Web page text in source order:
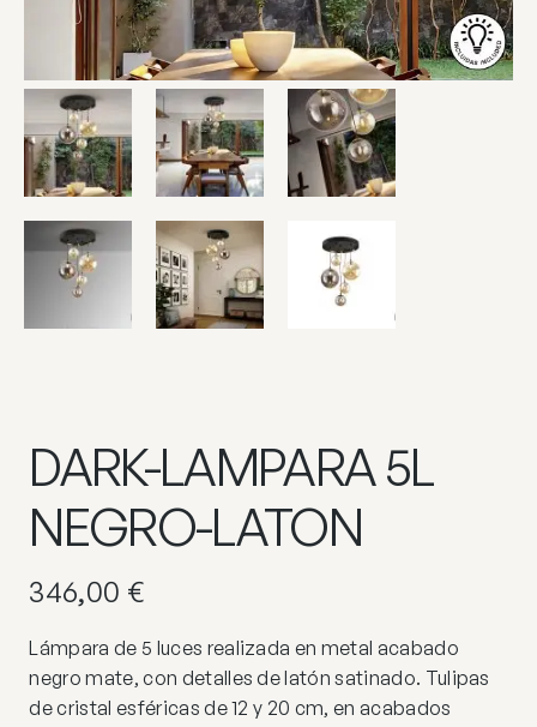
DARK-LAMPARA 5L
NEGRO-LATON
346,00 €
Lámpara de 5 luces realizada en metal acabado
negro mate, con detalles de latón satinado. Tulipas
de cristal esféricas de 12 y 20 cm, en acabados